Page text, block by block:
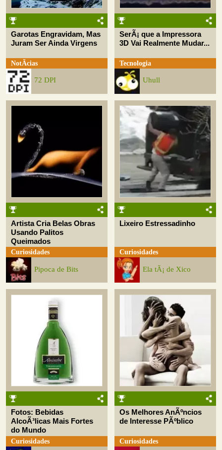
Garotas Engravidam, Mas
Juram Ser Ainda Virgens
NotÃ­cias
72 DPI
SerÃ¡ que a Impressora
3D Vai Realmente Mudar...
Tecnologia
Uhull
Artista Cria Belas Obras
Usando Palitos
Queimados
Curiosidades
Pipoca de Bits
Lixeiro Estressadinho
Curiosidades
Ela tÃ¡ de Xico
Fotos: Bebidas
AlcoÃ³licas Mais Fortes
do Mundo
Curiosidades
Os Melhores AnÃºncios
de Interesse PÃºblico
Curiosidades